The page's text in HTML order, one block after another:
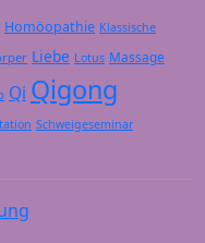
Homöopathie Klassische
Liebe Lotus Massage
Qi Qigong
Schweigeseminar